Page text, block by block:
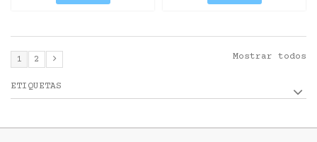
Mostrar todos
1 2
ETIQUETAS